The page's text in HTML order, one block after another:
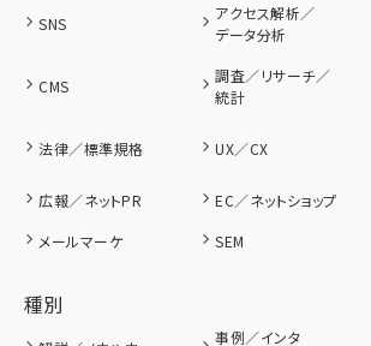
SNS
アクセス解析／
データ分析
CMS
調査／リサーチ／
統計
法律／標準規格 UX／CX
広報／ネットPR
EC／ネットショップ
メールマーケ
SEM
種別
事例／インタ